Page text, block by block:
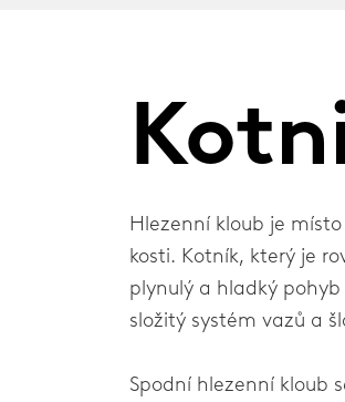
Home
Hlezenní kloub je
kosti. Kotník, který je
plynulý a hladký
složitý systém vazů a
Spodní hlezenní kloub